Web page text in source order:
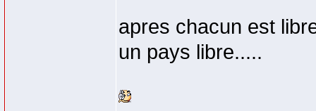
apres chacun est
un pays libre.....